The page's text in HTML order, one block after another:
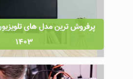
پرفروش ترین مدل های
۱۴۰۳